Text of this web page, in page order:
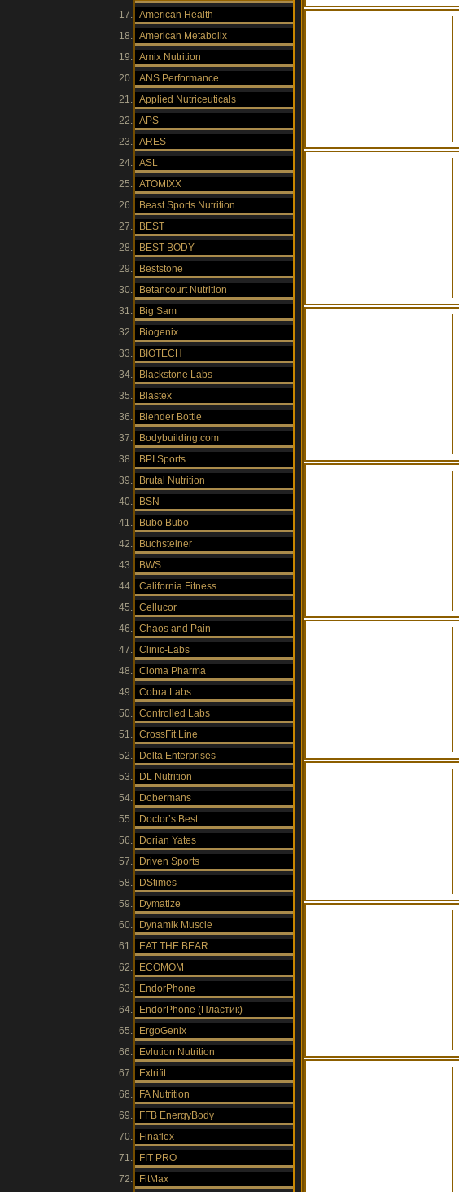
American Health
American Metabolix
Amix Nutrition
ANS Performance
Applied Nutriceuticals
APS
ARES
ASL
ATOMIXX
Beast Sports Nutrition
BEST
BEST BODY
Beststone
Betancourt Nutrition
Big Sam
Biogenix
BIOTECH
Blackstone Labs
Blastex
Blender Bottle
Bodybuilding.com
BPI Sports
Brutal Nutrition
BSN
Bubo Bubo
Buchsteiner
BWS
California Fitness
Cellucor
Chaos and Pain
Clinic-Labs
Cloma Pharma
Cobra Labs
Controlled Labs
CrossFit Line
Delta Enterprises
DL Nutrition
Dobermans
Doctor’s Best
Dorian Yates
Driven Sports
DStimes
Dymatize
Dynamik Muscle
EAT THE BEAR
ECOMOM
EndorPhone
EndorPhone (Пластик)
ErgoGenix
Evlution Nutrition
Extrifit
FA Nutrition
FFB EnergyBody
Finaflex
FIT PRO
FitMax